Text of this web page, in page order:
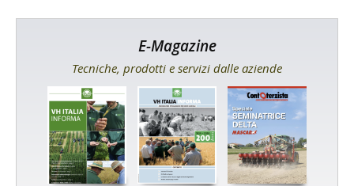
E-Magazine
Tecniche, prodotti e servizi dalle aziende